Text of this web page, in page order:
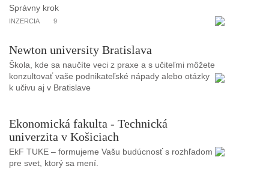
Správny krok
INZERCIA 9
Newton university Bratislava
Škola, kde sa naučíte veci z praxe a s učiteľmi môžete
konzultovať vaše podnikateľské nápady alebo otázky
k učivu aj v Bratislave
Ekonomická fakulta - Technická
univerzita v Košiciach
EkF TUKE – formujeme Vašu budúcnosť s rozhľadom
pre svet, ktorý sa mení.